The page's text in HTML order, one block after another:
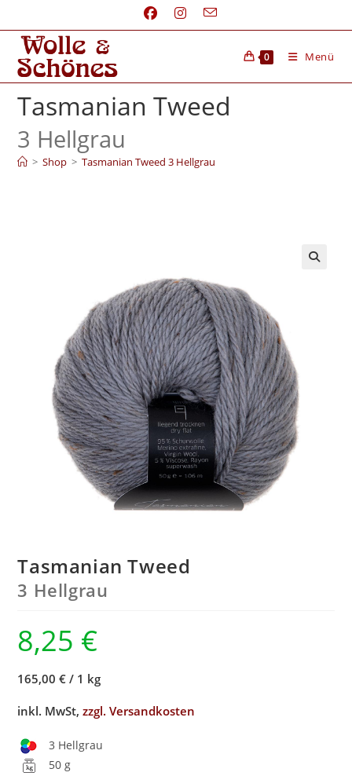
0 Menü
Tasmanian Tweed
3 Hellgrau
> Shop > Tasmanian Tweed 3 Hellgrau
Tasmanian Tweed
3 Hellgrau
8,25 €
165,00 € / 1 kg
inkl. MwSt,zzgl. Versandkosten
3 Hellgrau
50 g